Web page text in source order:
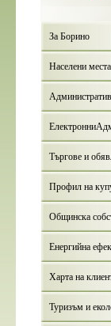
За Борино
Населени места
Търгове и
Профил на
Общинска
Енергийна
Харта на
Туризъм и